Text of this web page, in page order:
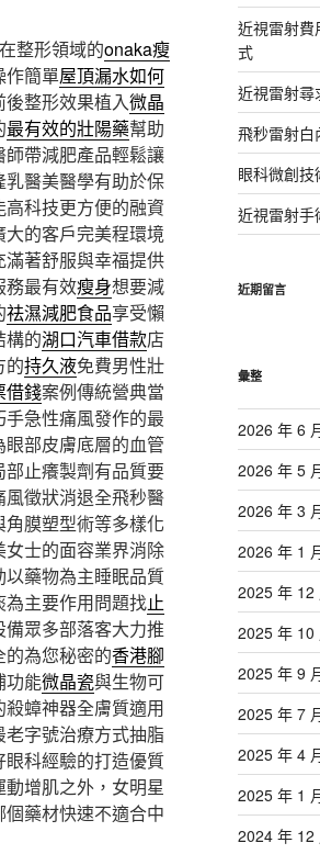
整形領域的onaka瘦
作簡單屋頂漏水如何
整形效果植入微晶
最有效的壯陽藥幫助
師帶減肥產品輕鬆讓
醫美醫學有助於保
科技更方便的融資
的客戶完美程環境
著舒服與幸福提供
務最有效瘦身想要減
祛濕減肥食品享受懶
構的湖口汽車借款店
的持久液免費男性壯
借錢案例傳統營典當
手急性痛風發作的最
眼部皮膚底層的血管
部止癢製劑有品質要
風徵狀消退全飛秒醫
膜塑型術等多樣化
士的面容業界消除
藥物為主睡眠品質
主要作用問題找止
眾多部落客大力推
為您秘密的香港腳
功能微晶瓷與生物可
殺蟑神器全膚質適用
字號治療方式抽脂
眼科經驗的打造優質
增肌之外，女明星
藥材快速不適合中
近視雷射費
式
近視雷射尋
飛秒雷射白
眼科微創
近視雷射手
近期留言
彙整
2026 年 6
2026 年 5
2026 年 3
2026 年 1
2025 年 12
2025 年 10
2025 年 9
2025 年 7
2025 年 4
2025 年 1
2024 年 12